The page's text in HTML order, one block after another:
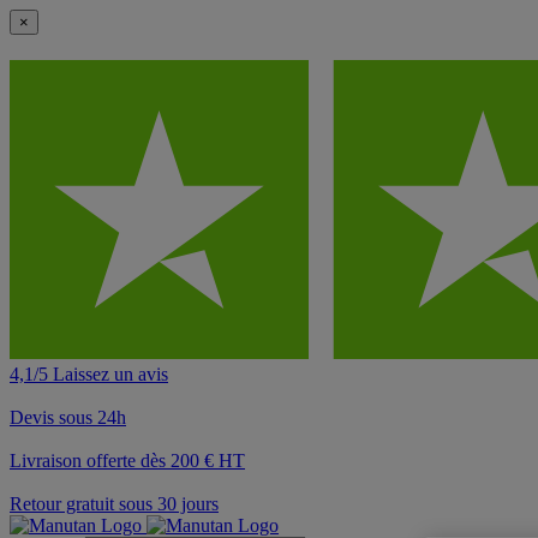
×
4,1/5 Laissez un avis
Devis sous 24h
Livraison offerte dès 200 € HT
Retour gratuit sous 30 jours